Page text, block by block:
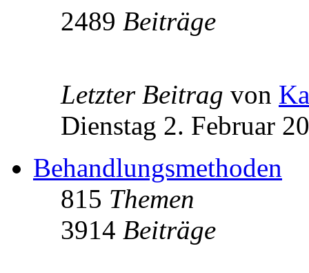
2489 Beiträge
Letzter Beitrag von
Dienstag 2. Februar
Behandlungsmethoden
815 Themen
3914 Beiträge